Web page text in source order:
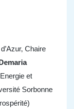
Chaire
et
Sorbonne